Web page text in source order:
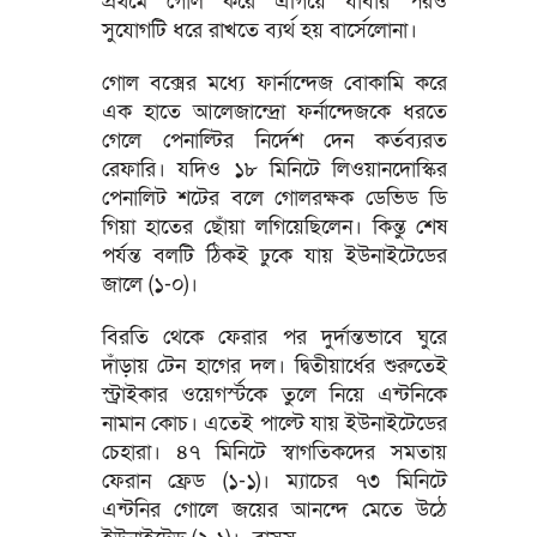
সুযোগটি ধরে রাখতে ব্যর্থ হয় বার্সেলোনা।
গোল বক্সের মধ্যে ফার্নান্দেজ বোকামি করে
এক হাতে আলেজান্দ্রো ফর্নান্দেজকে ধরতে
গেলে পেনাল্টির নির্দেশ দেন কর্তব্যরত
রেফারি। যদিও ১৮ মিনিটে লিওয়ানদোস্কির
পেনালিট শটের বলে গোলরক্ষক ডেভিড ডি
গিয়া হাতের ছোঁয়া লগিয়েছিলেন। কিন্তু শেষ
পর্যন্ত বলটি ঠিকই ঢুকে যায় ইউনাইটেডের
জালে (১-০)।
বিরতি থেকে ফেরার পর দুর্দান্তভাবে ঘুরে
দাঁড়ায় টেন হাগের দল। দ্বিতীয়ার্ধের শুরুতেই
স্ট্রাইকার ওয়েগর্স্টকে তুলে নিয়ে এন্টনিকে
নামান কোচ। এতেই পাল্টে যায় ইউনাইটেডের
চেহারা। ৪৭ মিনিটে স্বাগতিকদের সমতায়
ফেরান ফ্রেড (১-১)। ম্যাচের ৭৩ মিনিটে
এন্টনির গোলে জয়ের আনন্দে মেতে উঠে